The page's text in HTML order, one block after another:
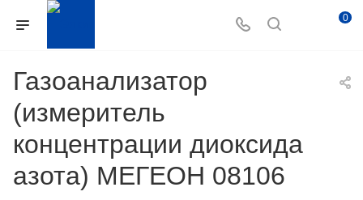
0
Газоанализатор
(измеритель
концентрации диоксида
азота) МЕГЕОН 08106